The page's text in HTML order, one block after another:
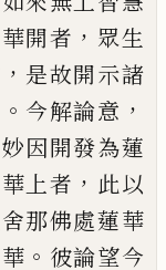
開者 ， 眾生
， 是故開示諸
。 今解論意 ，
因開發為蓮
上者 ， 此以
那佛處蓮華
。 彼論望今